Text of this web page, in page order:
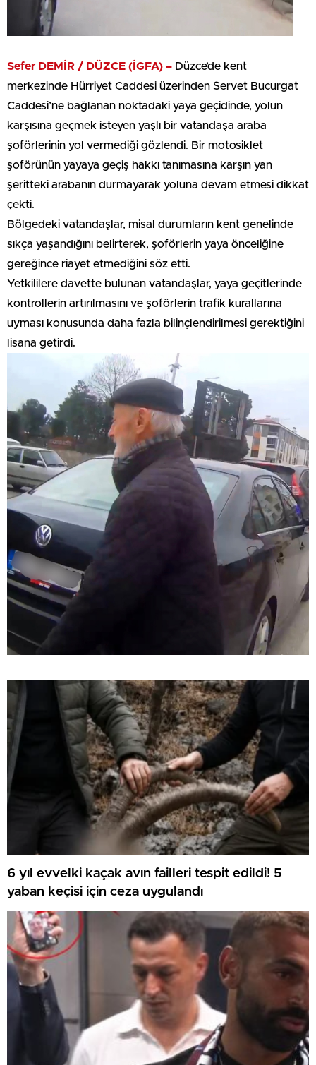
Sefer DEMİR / DÜZCE (İGFA) – Düzce’de kent
merkezinde Hürriyet Caddesi üzerinden Servet Bucurgat
Caddesi’ne bağlanan noktadaki yaya geçidinde, yolun
karşısına geçmek isteyen yaşlı bir vatandaşa araba
şoförlerinin yol vermediği gözlendi. Bir motosiklet
şoförünün yayaya geçiş hakkı tanımasına karşın yan
şeritteki arabanın durmayarak yoluna devam etmesi dikkat
çekti.
Bölgedeki vatandaşlar, misal durumların kent genelinde
sıkça yaşandığını belirterek, şoförlerin yaya önceliğine
gereğince riayet etmediğini söz etti.
Yetkililere davette bulunan vatandaşlar, yaya geçitlerinde
kontrollerin artırılmasını ve şoförlerin trafik kurallarına
uyması konusunda daha fazla bilinçlendirilmesi gerektiğini
lisana getirdi.
6 yıl evvelki kaçak avın failleri tespit edildi! 5
yaban keçisi için ceza uygulandı